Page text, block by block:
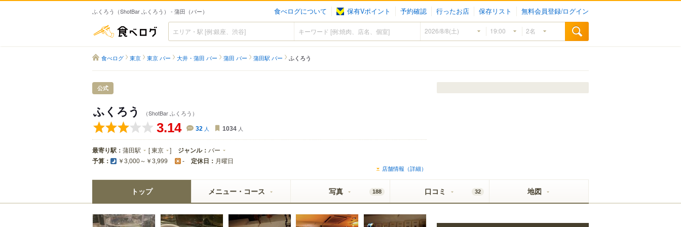
ふくろう（ShotBar ふくろう） - 蒲田（バー） 食べログについて 保有Vポイント 予約確認 行ったお店 保存リスト 無料会員登録/ログイン
食べログ
食べログ 東京 東京 バー 大井・蒲田 バー 蒲田 バー 蒲田駅 バー ふくろう
公式
ふくろう （ShotBar ふくろう）
3.14 32 人 1034 人
最寄り駅： 蒲田駅 [東京 ] ジャンル： バー
予算： ￥3,000～￥3,999 - 定休日： 月曜日
店舗情報（詳細）
トップ メニュー・コース 写真 188 口コミ 32 地図